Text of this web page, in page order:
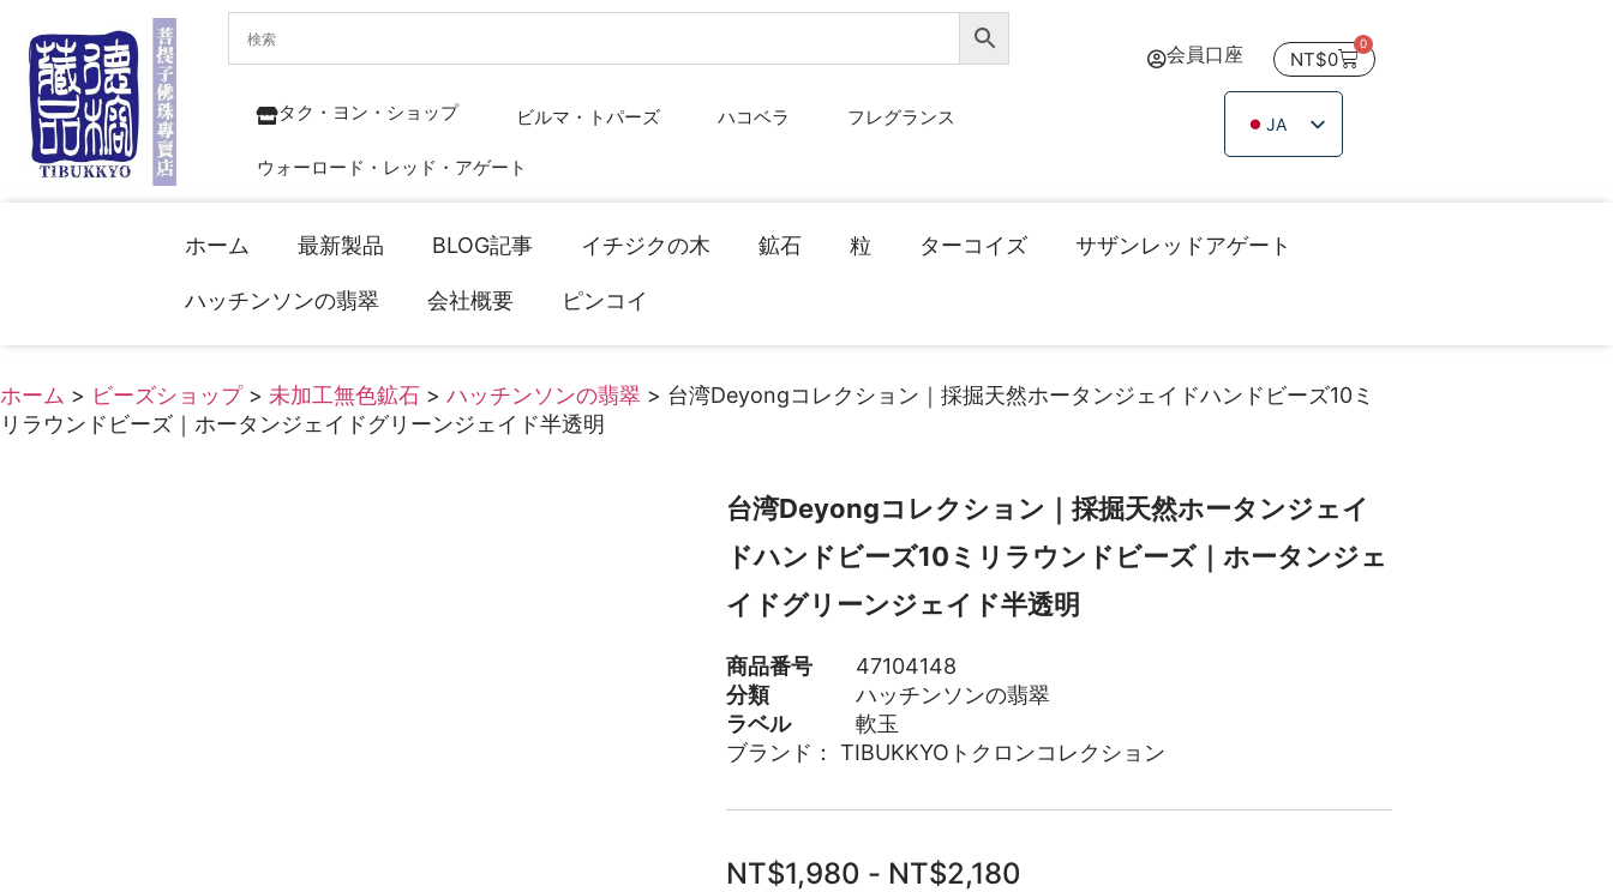
タク・ヨン・ショップ ビルマ・トパーズ ハコベラ フレグランス
ウォーロード・レッド・アゲート
会員口座 NT$0
0
JA
ZH_TW
EN
TH
ホーム 最新製品 BLOG記事 イチジクの木 鉱石 粒 ターコイズ サザンレッドアゲート
ハッチンソンの翡翠 会社概要 ピンコイ
ホーム > ビーズショップ> 未加工無色鉱石 > ハッチンソンの翡翠 > 台湾Deyongコレクション｜採掘天然ホータンジェイドハンドビーズ10ミ
リラウンドビーズ｜ホータンジェイドグリーンジェイド半透明
台湾Deyongコレクション｜採掘天然ホータンジェイ
ドハンドビーズ10ミリラウンドビーズ｜ホータンジェ
イドグリーンジェイド半透明
商品番号
47104148
分類
ハッチンソンの翡翠
ラベル
軟玉
ブランド： TIBUKKYOトクロンコレクション
NT$1,980 - NT$2,180